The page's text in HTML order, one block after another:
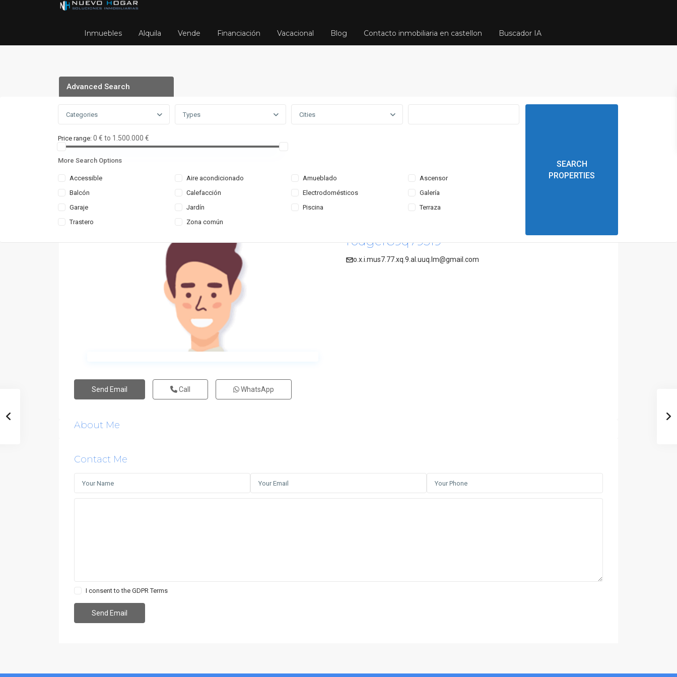
Inmuebles Alquila Vende Financiación Vacacional Blog Contacto inmobiliaria en castellon Buscador IA
Advanced Search
Categories Types Cities
Price range: 0 € to 1.500.000 €
More Search Options
Accessible Aire acondicionado Amueblado
Ascensor
Balcón
Calefacción Electrodomésticos
Galería
Garaje
Jardín Piscina
Terraza
Trastero
Zona común
Home rodger89q79519
rodger89q79519
o.x.i.mus7.77.xq.9.al.uuq.lm@gmail.com
Send Email Call WhatsApp
About Me
Contact Me
I consent to the GDPR Terms